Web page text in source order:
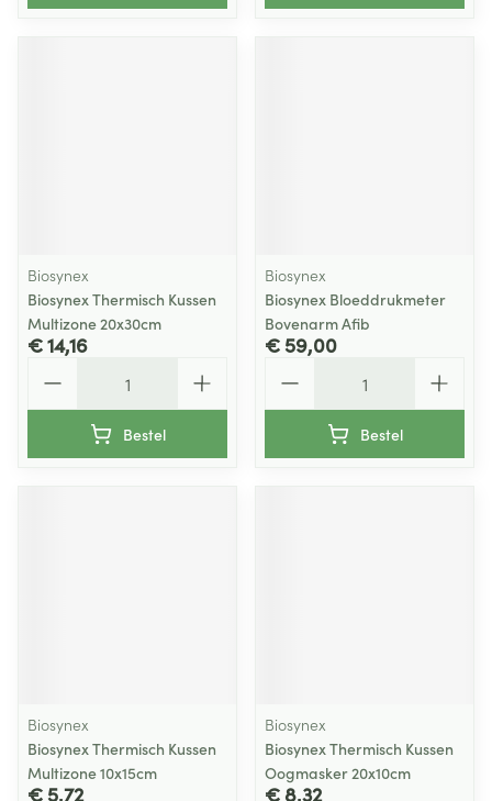
Biosynex
Biosynex Thermisch Kussen
Multizone 20x30cm
€ 14,16
Bestel
Biosynex
Biosynex Bloeddrukmeter
Bovenarm Afib
€ 59,00
Bestel
Biosynex
Biosynex Thermisch Kussen
Multizone 10x15cm
€ 5,72
Biosynex
Biosynex Thermisch Kussen
Oogmasker 20x10cm
€ 8,32